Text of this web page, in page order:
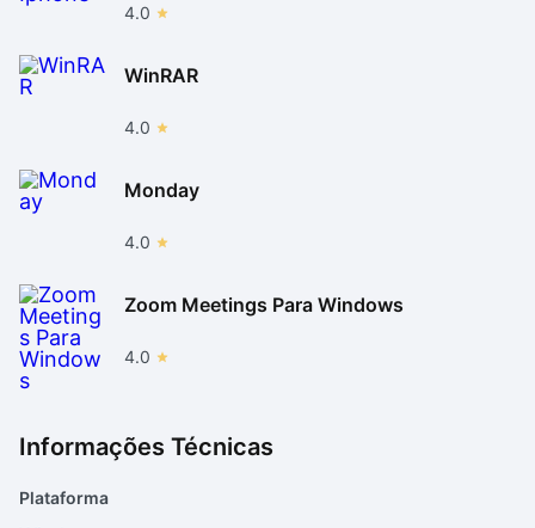
4.0
WinRAR
4.0
Monday
4.0
Zoom Meetings Para Windows
4.0
Informações Técnicas
Plataforma